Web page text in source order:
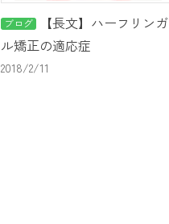
ブログ
【長文】ハーフリンガ
ル矯正の適応症
2018/2/11